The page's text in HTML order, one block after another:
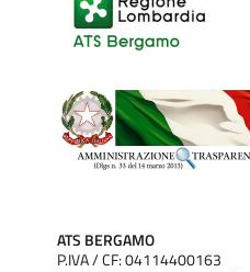
ATS BERGAMO
P.IVA / CF: 04114400163